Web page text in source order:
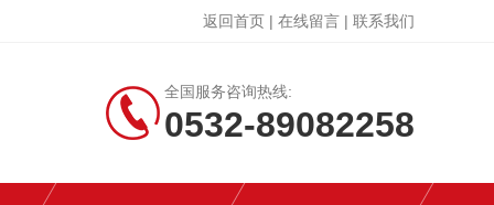
返回首页 | 在线留言 | 联系我们
全国服务咨询热线:
0532-89082258